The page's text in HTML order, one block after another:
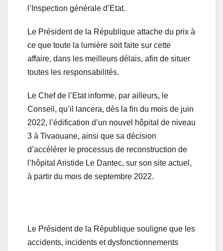
l’Inspection générale d’Etat.
Le Président de la République attache du prix à
ce que toute la lumière soit faite sur cette
affaire, dans les meilleurs délais, afin de situer
toutes les responsabilités.
Le Chef de l’Etat informe, par ailleurs, le
Conseil, qu’il lancera, dès la fin du mois de juin
2022, l’édification d’un nouvel hôpital de niveau
3 à Tivaouane, ainsi que sa décision
d’accélérer le processus de reconstruction de
l’hôpital Aristide Le Dantec, sur son site actuel,
à partir du mois de septembre 2022.
Le Président de la République souligne que les
accidents, incidents et dysfonctionnements